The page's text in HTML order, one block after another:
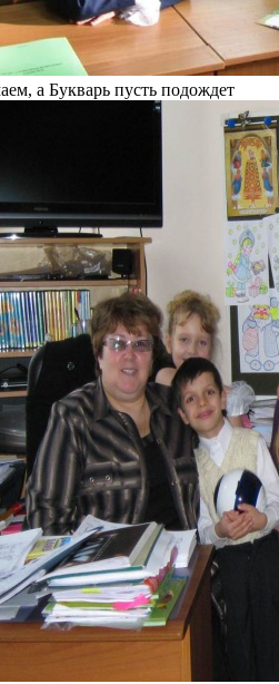
а Букварь пусть подождет